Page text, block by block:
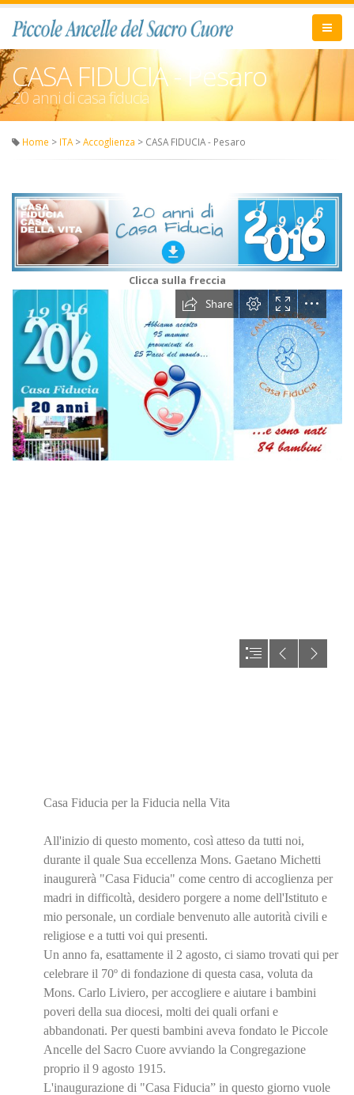
CASA FIDUCIA - Pesaro
20 anni di casa fiducia
Home > ITA >Accoglienza > CASA FIDUCIA - Pesaro
Clicca sulla freccia
Casa Fiducia per la Fiducia nella Vita
All'inizio di questo momento, così atteso da tutti noi,
durante il quale Sua eccellenza Mons. Gaetano Michetti
inaugurerà "Casa Fiducia" come centro di accoglienza per
madri in difficoltà, desidero porgere a nome dell'Istituto e
mio personale, un cordiale benvenuto alle autorità civili e
religiose e a tutti voi qui presenti.
Un anno fa, esattamente il 2 agosto, ci siamo trovati qui per
celebrare il 70º di fondazione di questa casa, voluta da
Mons. Carlo Liviero, per accogliere e aiutare i bambini
poveri della sua diocesi, molti dei quali orfani e
abbandonati. Per questi bambini aveva fondato le Piccole
Ancelle del Sacro Cuore avviando la Congregazione
proprio il 9 agosto 1915.
L'inaugurazione di "Casa Fiducia” in questo giorno vuole